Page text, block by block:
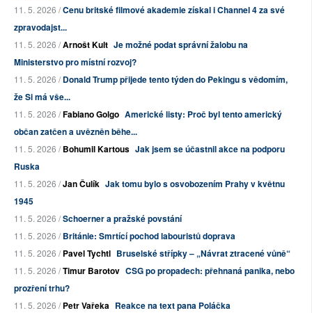
11. 5. 2026 /Cenu britské filmové akademie získal i Channel 4 za své
zpravodajst...
11. 5. 2026 /Arnošt Kult Je možné podat správní žalobu na
Ministerstvo pro místní rozvoj?
11. 5. 2026 /Donald Trump přijede tento týden do Pekingu s vědomím,
že Si má vše...
11. 5. 2026 /Fabiano Golgo Americké listy: Proč byl tento americký
občan zatčen a uvězněn běhe...
11. 5. 2026 /Bohumil Kartous Jak jsem se účastnil akce na podporu
Ruska
11. 5. 2026 /Jan Čulík Jak tomu bylo s osvobozením Prahy v květnu
1945
11. 5. 2026 /Schoerner a pražské povstání
11. 5. 2026 /Británie: Smrtící pochod labouristů doprava
11. 5. 2026 /Pavel Tychtl Bruselské střípky – „Návrat ztracené vůně“
11. 5. 2026 /Timur Barotov CSG po propadech: přehnaná panika, nebo
prozření trhu?
11. 5. 2026 /Petr Vařeka Reakce na text pana Poláčka